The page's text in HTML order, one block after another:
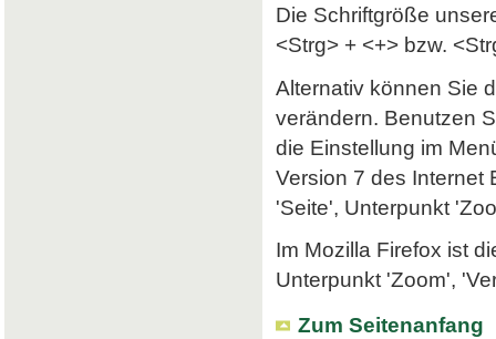
Die Schriftgröße
<Strg> + <+> bzw.
Alternativ können Sie
verändern. Benutzen
die Einstellung im
Version 7 des Internet
'Seite', Unterpunkt
Im Mozilla Firefox ist
Unterpunkt 'Zoom',
Zum Seitenanfang